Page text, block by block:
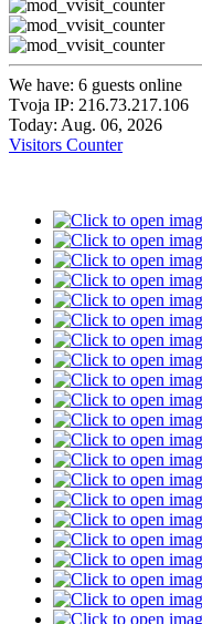
We have: 6 guests online
Tvoja IP: 216.73.217.106
Today: Aug. 06, 2026
Visitors Counter